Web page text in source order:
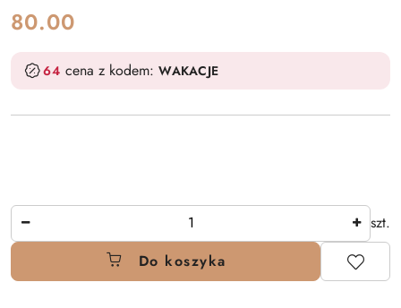
cena:
80.00
64cena z kodem:WAKACJE
Ilość
szt.
Do koszyka